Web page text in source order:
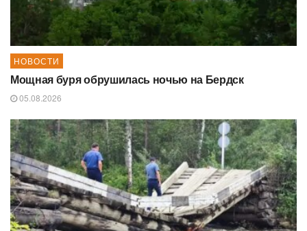
НОВОСТИ
Мощная буря обрушилась ночью на Бердск
05.08.2026